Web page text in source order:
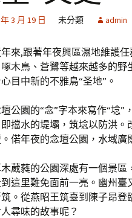
3 月 19 日 未分類 admin
來,跟著年夜興區濕地維護
木鳥、蒼鷺等越來越多的
目中新的不雅鳥“圣地”。
公園的“念”字本來寫作“埝
擋水的堤壩，筑埝以防洪
偌年夜的念壇公園，水域廣
葳蕤的公園深處有一個景
這里難免面前一亮。幽州
。從燕昭王筑臺到陳子昂
尋味的故事呢？